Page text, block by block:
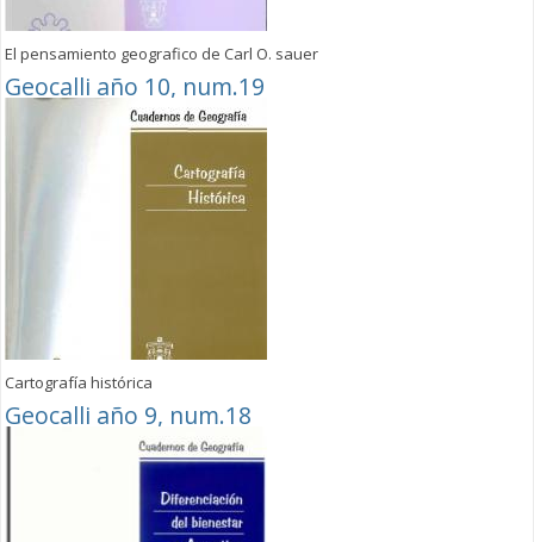
El pensamiento geografico de Carl O. sauer
Geocalli año 10, num.19
Cartografía histórica
Geocalli año 9, num.18